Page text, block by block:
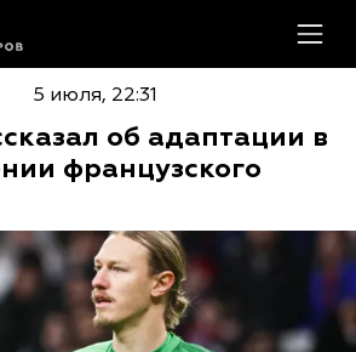
5 июля, 22:31
об адаптации в
французского